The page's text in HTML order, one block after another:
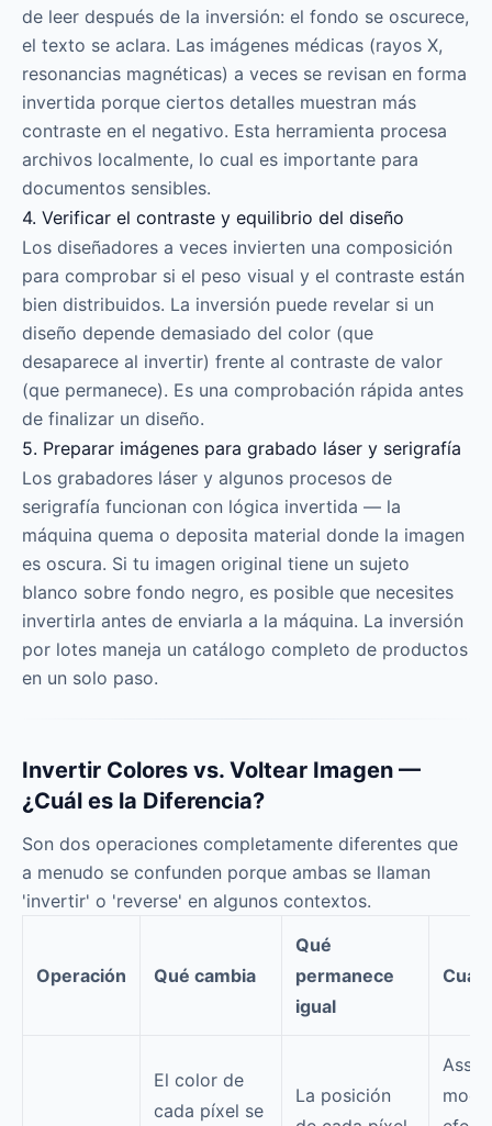
de leer después de la inversión: el fondo se oscurece,
el texto se aclara. Las imágenes médicas (rayos X,
resonancias magnéticas) a veces se revisan en forma
invertida porque ciertos detalles muestran más
contraste en el negativo. Esta herramienta procesa
archivos localmente, lo cual es importante para
documentos sensibles.
4. Verificar el contraste y equilibrio del diseño
Los diseñadores a veces invierten una composición
para comprobar si el peso visual y el contraste están
bien distribuidos. La inversión puede revelar si un
diseño depende demasiado del color (que
desaparece al invertir) frente al contraste de valor
(que permanece). Es una comprobación rápida antes
de finalizar un diseño.
5. Preparar imágenes para grabado láser y serigrafía
Los grabadores láser y algunos procesos de
serigrafía funcionan con lógica invertida — la
máquina quema o deposita material donde la imagen
es oscura. Si tu imagen original tiene un sujeto
blanco sobre fondo negro, es posible que necesites
invertirla antes de enviarla a la máquina. La inversión
por lotes maneja un catálogo completo de productos
en un solo paso.
Invertir Colores vs. Voltear Imagen —
¿Cuál es la Diferencia?
Son dos operaciones completamente diferentes que
a menudo se confunden porque ambas se llaman
'invertir' o 'reverse' en algunos contextos.
Operación Qué cambia
Qué
permanece
igual
El color de
cada píxel se
La posición